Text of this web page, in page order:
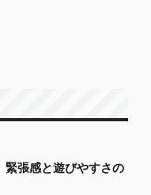
緊張感と遊びやすさの